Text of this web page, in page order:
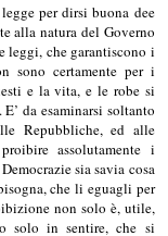
per dirsi buona dee
alla natura del Governo
leggi, che garantiscono i
sono certamente per i
e la vita, e le robe si
da esaminarsi soltanto
Repubbliche, ed alle
assolutamente i
sia savia cosa
che li eguagli per
non solo è, utile,
solo in sentire, che si